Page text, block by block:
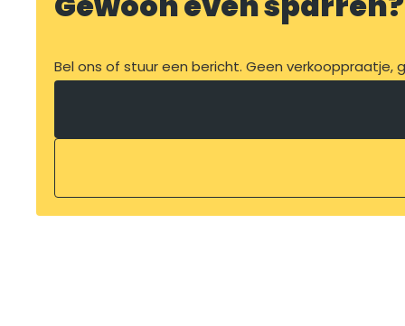
Bel ons of stuur een bericht. Geen verkooppraatje,